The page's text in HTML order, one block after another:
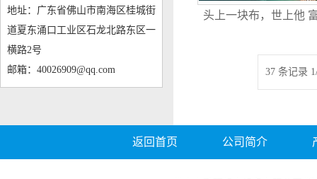
地址：广东省佛山市南海区桂城街
道夏东涌口工业区石龙北路东区一
横路2号
邮箱：40026909@qq.com
头上一块布，世上他
备厂参观
37 条记录
返回首页 公司简介